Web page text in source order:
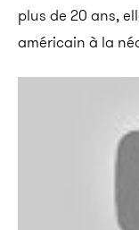
plus de 20 ans,
américain à la